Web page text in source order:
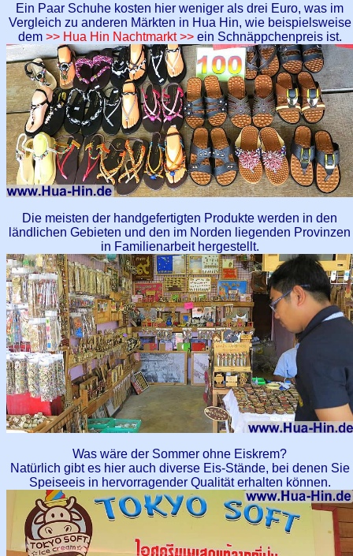
Ein Paar Schuhe kosten hier weniger als drei Euro, was im
Vergleich zu anderen Märkten in Hua Hin, wie beispielsweise
dem >> Hua Hin Nachtmarkt >>ein Schnäppchenpreis ist.
Die meisten der handgefertigten Produkte werden in den
ländlichen Gebieten und den im Norden liegenden Provinzen
in Familienarbeit hergestellt.
Was wäre der Sommer ohne Eiskrem?
Natürlich gibt es hier auch diverse Eis-Stände, bei denen Sie
Speiseeis in hervorragender Qualität erhalten können.